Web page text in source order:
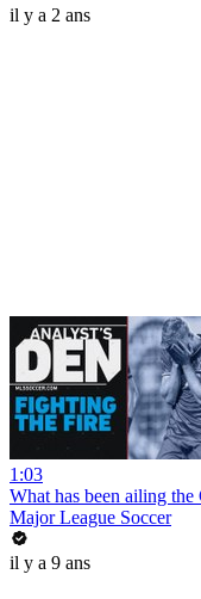
il y a 2 ans
1:03
What has been ailing
Major League Soccer
il y a 9 ans